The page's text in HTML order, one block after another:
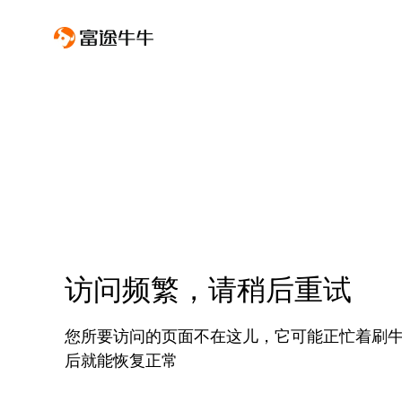
访问频繁，请稍后重试
您所要访问的页面不在这儿，它可能正忙着刷
后就能恢复正常